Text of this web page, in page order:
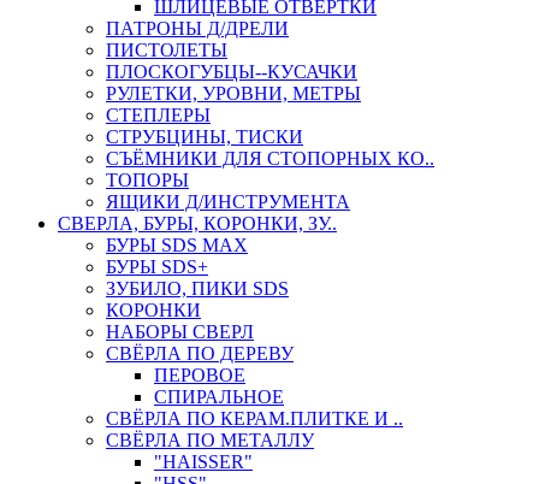
ШЛИЦЕВЫЕ ОТВЕРТКИ
ПАТРОНЫ Д/ДРЕЛИ
ПИСТОЛЕТЫ
ПЛОСКОГУБЦЫ--КУСАЧКИ
РУЛЕТКИ, УРОВНИ, МЕТРЫ
СТЕПЛЕРЫ
СТРУБЦИНЫ, ТИСКИ
СЪЁМНИКИ ДЛЯ СТОПОРНЫХ КО..
ТОПОРЫ
ЯЩИКИ Д/ИНСТРУМЕНТА
СВЕРЛА, БУРЫ, КОРОНКИ, ЗУ..
БУРЫ SDS MAX
БУРЫ SDS+
ЗУБИЛО, ПИКИ SDS
КОРОНКИ
НАБОРЫ СВЕРЛ
СВЁРЛА ПО ДЕРЕВУ
ПЕРОВОЕ
СПИРАЛЬНОЕ
СВЁРЛА ПО КЕРАМ.ПЛИТКЕ И ..
СВЁРЛА ПО МЕТАЛЛУ
"HAISSER"